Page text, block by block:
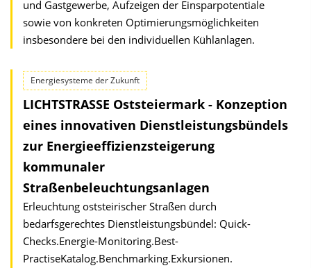
und Gastgewerbe, Aufzeigen der Einsparpotentiale
sowie von konkreten Optimierungsmöglichkeiten
insbesondere bei den individuellen Kühlanlagen.
Energiesysteme der Zukunft
LICHTSTRASSE Oststeiermark - Konzeption
eines innovativen Dienstleistungsbündels
zur Energieeffizienzsteigerung
kommunaler
Straßenbeleuchtungsanlagen
Erleuchtung oststeirischer Straßen durch
bedarfsgerechtes Dienstleistungsbündel: Quick-
Checks.Energie-Monitoring.Best-
PractiseKatalog.Benchmarking.Exkursionen.